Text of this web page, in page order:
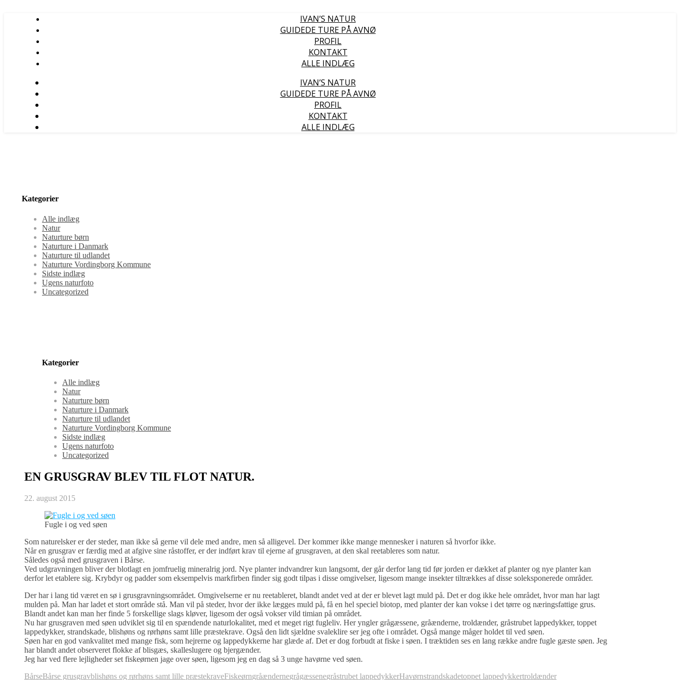
IVAN’S NATUR
GUIDEDE TURE PÅ AVNØ
PROFIL
KONTAKT
ALLE INDLÆG
IVAN’S NATUR
GUIDEDE TURE PÅ AVNØ
PROFIL
KONTAKT
ALLE INDLÆG
Kategorier
Alle indlæg
Natur
Naturture børn
Naturture i Danmark
Naturture til udlandet
Naturture Vordingborg Kommune
Sidste indlæg
Ugens naturfoto
Uncategorized
Kategorier
Alle indlæg
Natur
Naturture børn
Naturture i Danmark
Naturture til udlandet
Naturture Vordingborg Kommune
Sidste indlæg
Ugens naturfoto
Uncategorized
EN GRUSGRAV BLEV TIL FLOT NATUR.
22. august 2015
Fugle i og ved søen
Som naturelsker er der steder, man ikke så gerne vil dele med andre, men så alligevel. Der kommer ikke mange mennesker i naturen så hvorfor ikke.
Når en grusgrav er færdig med at afgive sine råstoffer, er der indført krav til ejerne af grusgraven, at den skal reetableres som natur.
Således også med grusgraven i Bårse.
Ved udgravningen bliver der blotlagt en jomfruelig mineralrig jord. Nye planter indvandrer kun langsomt, der går derfor lang tid før jorden er dækket af planter og nye planter kan
derfor let etablere sig. Krybdyr og padder som eksempelvis markfirben finder sig godt tilpas i disse omgivelser, ligesom mange insekter tiltrækkes af disse soleksponerede områder.
Der har i lang tid været en sø i grusgravningsområdet. Omgivelserne er nu reetableret, blandt andet ved at der er blevet lagt muld på. Det er dog ikke hele området, hvor man har lagt
mulden på. Man har ladet et stort område stå. Man vil på steder, hvor der ikke lægges muld på, få en hel speciel biotop, med planter der kan vokse i det tørre og næringsfattige grus.
Blandt andet kan man her finde 5 forskellige slags kløver, ligesom der også vokser vild timian på området.
Nu har grusgraven med søen udviklet sig til en spændende naturlokalitet, med et meget rigt fugleliv. Her yngler grågæssene, gråænderne, troldænder, gråstrubet lappedykker, toppet
lappedykker, strandskade, blishøns og rørhøns samt lille præstekrave. Også den lidt sjældne svaleklire ser jeg ofte i området. Også mange måger holdet til ved søen.
Søen har en god vankvalitet med mange fisk, som hejrerne og lappedykkerne har glæde af. Det er dog forbudt at fiske i søen. I træktiden ses en lang række andre fugle gæste søen. Jeg
har blandt andet observeret flokke af blisgæs, skalleslugere og bjergænder.
Jeg har ved flere lejligheder set fiskeørnen jage over søen, ligesom jeg en dag så 3 unge havørne ved søen.
BårseBårse grusgravblishøns og rørhøns samt lille præstekraveFiskeørngråændernegrågæssenegråstrubet lappedykkerHavørnstrandskadetoppet lappedykkertroldænder